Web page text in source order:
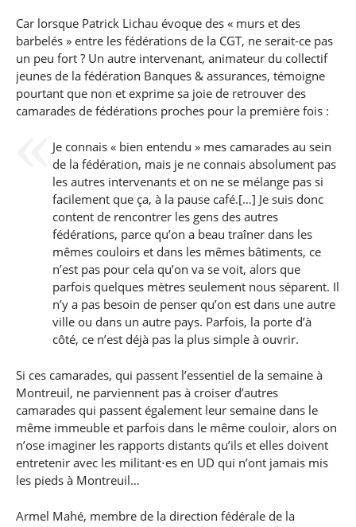
Car lorsque Patrick Lichau évoque des « murs et des
barbelés » entre les fédérations de la CGT, ne serait-ce pas
un peu fort ? Un autre intervenant, animateur du collectif
jeunes de la fédération Banques & assurances, témoigne
pourtant que non et exprime sa joie de retrouver des
camarades de fédérations proches pour la première fois :
Je connais « bien entendu » mes camarades au sein
de la fédération, mais je ne connais absolument pas
les autres intervenants et on ne se mélange pas si
facilement que ça, à la pause café.[…] Je suis donc
content de rencontrer les gens des autres
fédérations, parce qu’on a beau traîner dans les
mêmes couloirs et dans les mêmes bâtiments, ce
n’est pas pour cela qu’on va se voit, alors que
parfois quelques mètres seulement nous séparent. Il
n’y a pas besoin de penser qu’on est dans une autre
ville ou dans un autre pays. Parfois, la porte d’à
côté, ce n’est déjà pas la plus simple à ouvrir.
Si ces camarades, qui passent l’essentiel de la semaine à
Montreuil, ne parviennent pas à croiser d’autres
camarades qui passent également leur semaine dans le
même immeuble et parfois dans le même couloir, alors on
n’ose imaginer les rapports distants qu’ils et elles doivent
entretenir avec les militant⋅es en UD qui n’ont jamais mis
les pieds à Montreuil…
Armel Mahé, membre de la direction fédérale de la